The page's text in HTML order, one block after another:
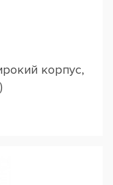
корпус,